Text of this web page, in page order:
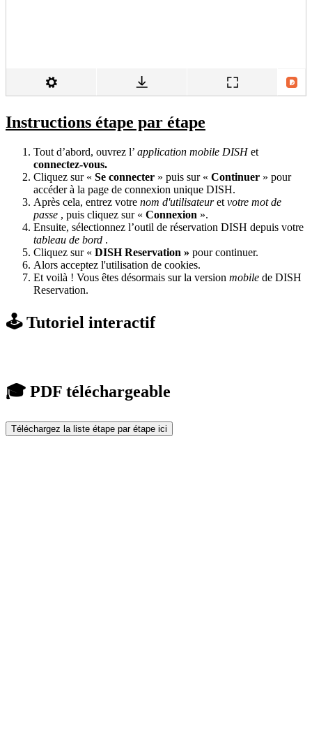
Instructions étape par étape
Tout d’abord, ouvrez l’ application mobile DISHet
connectez-vous.
Cliquez sur « Se connecter » puis sur « Continuer » pour
accéder à la page de connexion unique DISH.
Après cela, entrez votre nom d'utilisateuret votre mot de
passe , puis cliquez sur « Connexion ».
Ensuite, sélectionnez l’outil de réservation DISH depuis votre
tableau de bord .
Cliquez sur « DISHReservation » pour continuer.
Alors acceptez l'utilisation de cookies.
Et voilà ! Vous êtes désormais sur la version mobile de DISH
Reservation.
🕹️ Tutoriel interactif
🎓 PDF téléchargeable
Téléchargez la liste étape par étape ici